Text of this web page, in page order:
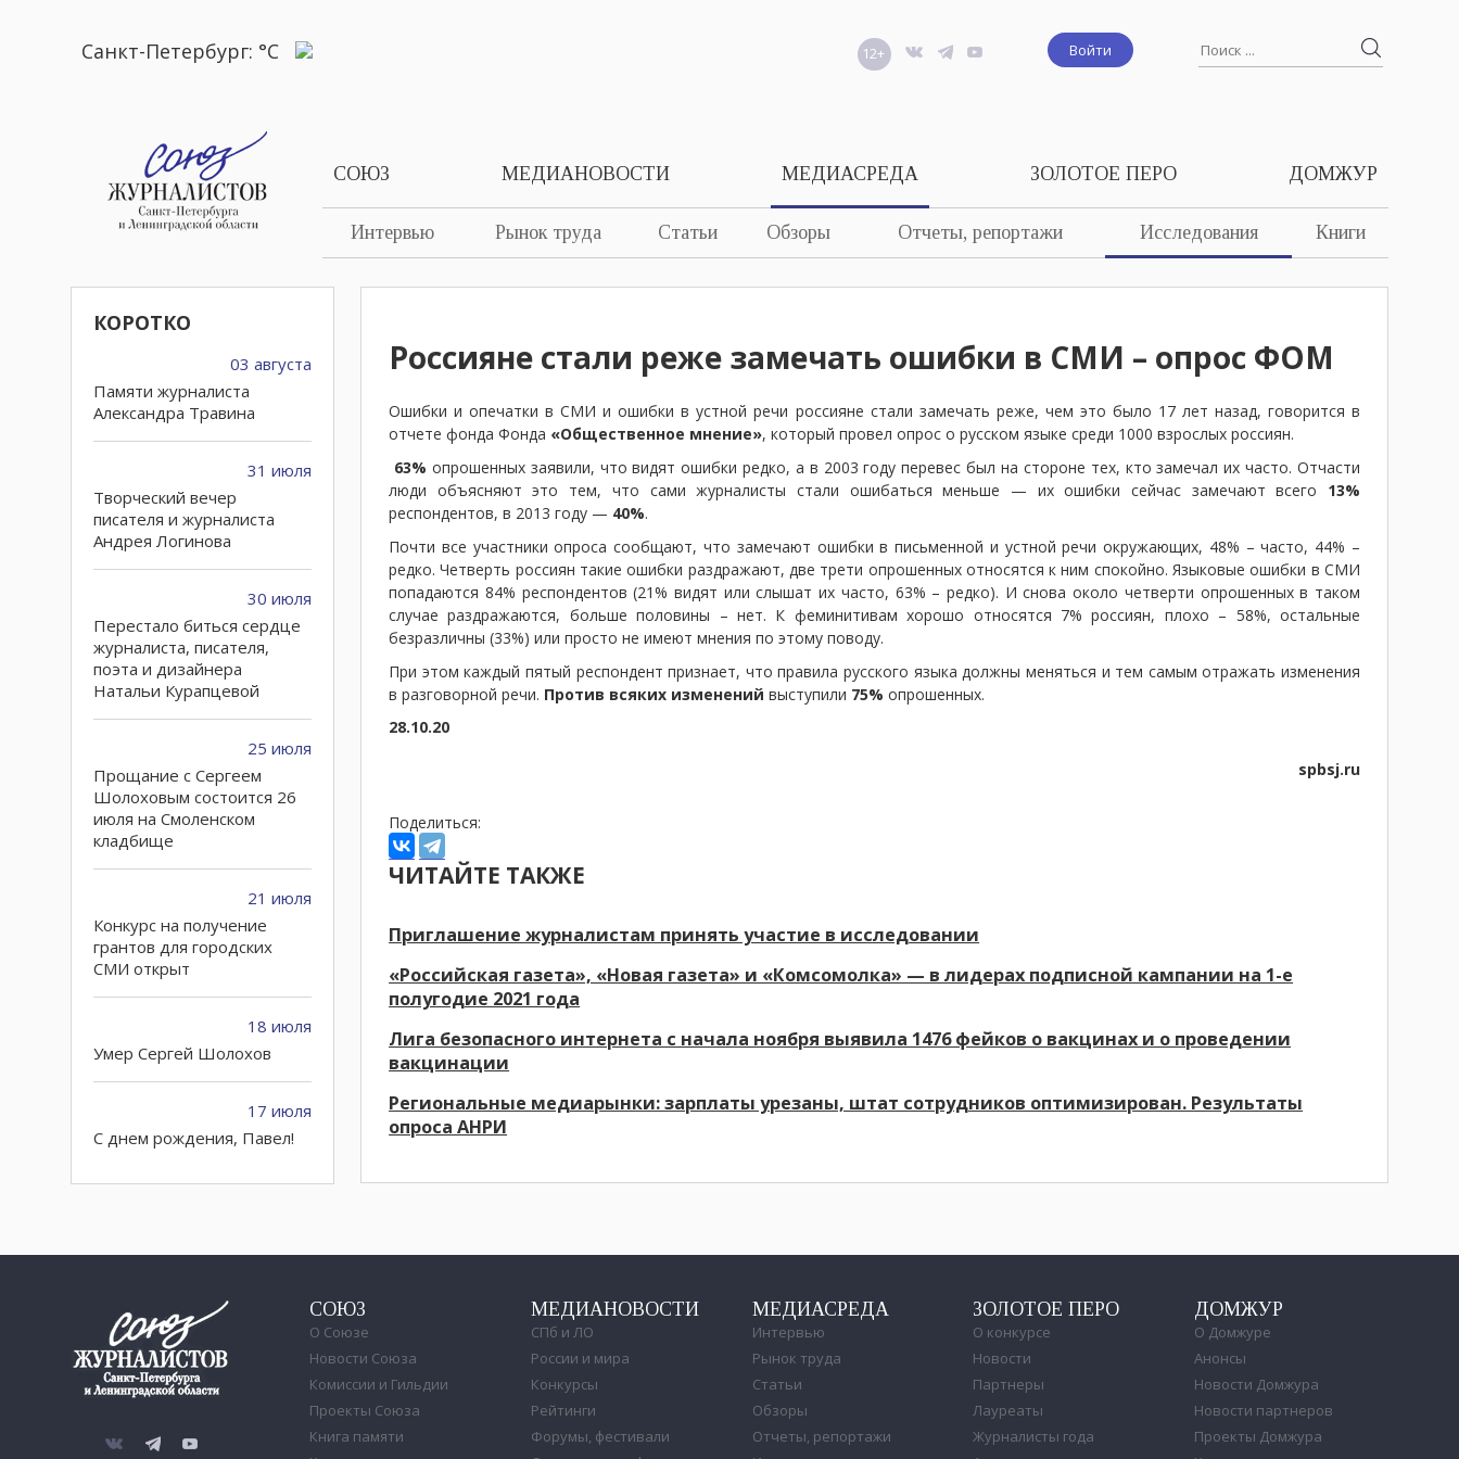
Санкт-Петербург: °C Войти
12+
СОЮЗ МЕДИАНОВОСТИ МЕДИАСРЕДА
Интервью Рынок труда Статьи Обзоры Отчеты, репортажи Исследования Книги
ЗОЛОТОЕ ПЕРО ДОМЖУР
КОРОТКО
03 августа
Памяти журналиста
Александра Травина
31 июля
Творческий вечер
писателя и журналиста
Андрея Логинова
30 июля
Перестало биться сердце
журналиста, писателя,
поэта и дизайнера
Натальи Курапцевой
25 июля
Прощание с Сергеем
Шолоховым состоится 26
июля на Смоленском
кладбище
21 июля
Конкурс на получение
грантов для городских
СМИ открыт
18 июля
Умер Сергей Шолохов
17 июля
C днем рождения, Павел!
Петру Годлевскому – 60!
02 июля
Россияне стали реже замечать ошибки в СМИ – опрос ФОМ
Ошибки и опечатки в СМИ и ошибки в устной речи россияне стали замечать реже, чем это было 17 лет назад, говорится в
отчете фонда Фонда «Общественное мнение», который провел опрос о русском языке среди 1000 взрослых россиян.
63% опрошенных заявили, что видят ошибки редко, а в 2003 году перевес был на стороне тех, кто замечал их часто. Отчасти
люди объясняют это тем, что сами журналисты стали ошибаться меньше — их ошибки сейчас замечают всего 13%
респондентов, в 2013 году — 40%.
Почти все участники опроса сообщают, что замечают ошибки в письменной и устной речи окружающих, 48% – часто, 44% –
редко. Четверть россиян такие ошибки раздражают, две трети опрошенных относятся к ним спокойно. Языковые ошибки в СМИ
попадаются 84% респондентов (21% видят или слышат их часто, 63% – редко). И снова около четверти опрошенных в таком
случае раздражаются, больше половины – нет. К феминитивам хорошо относятся 7% россиян, плохо – 58%, остальные
безразличны (33%) или просто не имеют мнения по этому поводу.
При этом каждый пятый респондент признает, что правила русского языка должны меняться и тем самым отражать изменения
в разговорной речи. Против всяких изменений выступили 75% опрошенных.
28.10.20
spbsj.ru
Поделиться:
ЧИТАЙТЕ ТАКЖЕ
Приглашение журналистам принять участие в исследовании
«Российская газета», «Новая газета» и «Комсомолка» — в лидерах подписной кампании на 1-е
полугодие 2021 года
Лига безопасного интернета с начала ноября выявила 1476 фейков о вакцинах и о проведении
вакцинации
Региональные медиарынки: зарплаты урезаны, штат сотрудников оптимизирован. Результаты
опроса АНРИ
СОЮЗ
О Союзе
Новости Союза
Комиссии и Гильдии
Проекты Союза
Книга памяти
МЕДИАНОВОСТИ
СПб и ЛО
России и мира
Конкурсы
Рейтинги
Форумы, фестивали
МЕДИАСРЕДА
Интервью
Рынок труда
Статьи
Обзоры
Отчеты, репортажи
ЗОЛОТОЕ ПЕРО
О конкурсе
Новости
Партнеры
Лауреаты
Журналисты года
ДОМЖУР
О Домжуре
Анонсы
Новости Домжура
Новости партнеров
Проекты Домжура